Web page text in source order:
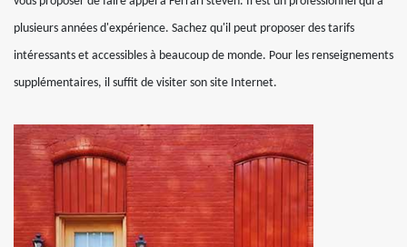
plusieurs années d'expérience. Sachez qu'il peut proposer des tarifs
intéressants et accessibles à beaucoup de monde. Pour les renseignements
supplémentaires, il suffit de visiter son site Internet.